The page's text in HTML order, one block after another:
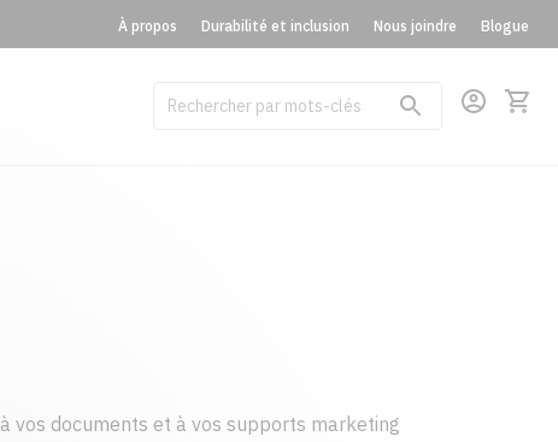
À propos Durabilité et inclusion Nous joindre Blogue
vos documents et à vos supports marketing